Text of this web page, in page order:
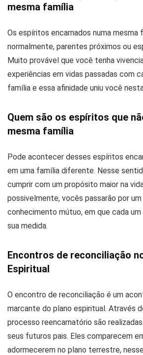
mesma família
Os espíritos encarnados numa mesma
normalmente, parentes próximos ou
Muito provável que você tenha
experiências em vidas passadas com
família e essa afinidade uniu você
Quem são os espíritos que
mesma família
Pode acontecer desses espíritos
em uma família diferente. Nesse
cumprir com um propósito maior na
possivelmente, vocês passarão por
conhecimento mútuo, em que cada um
sua medida.
Encontros de reconciliação
Espiritual
O encontro de reconciliação é um
marcante do plano espiritual. Através
processo reencarnatório são
seus futuros pais. Eles comparecem
adormecerem no plano terrestre,